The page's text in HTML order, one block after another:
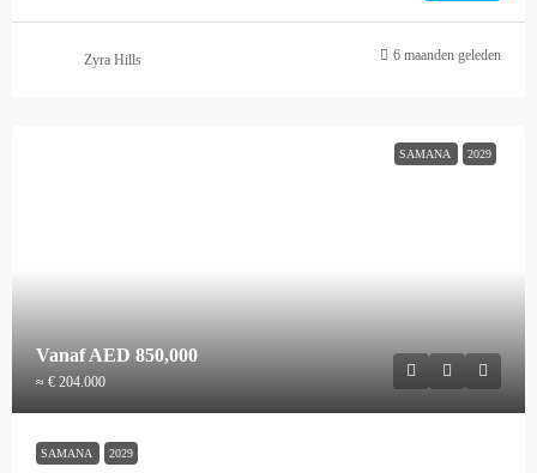
Zyra Hills 6 maanden geleden
SAMANA 2029
VanafAED 850,000
≈ € 204.000
SAMANA 2029